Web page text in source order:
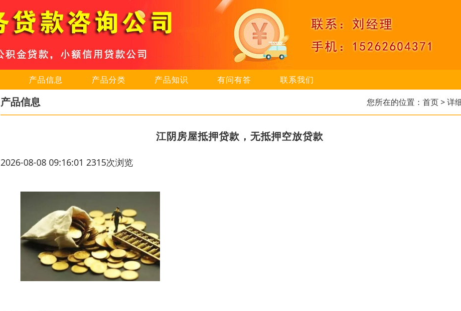
产品信息 产品分类 产品知识 有问有答 联系我们
产品信息 您所在的位置： 首页> 详
江阴房屋抵押贷款，无抵押空放贷款
2026-08-08 09:16:01 2315次浏览